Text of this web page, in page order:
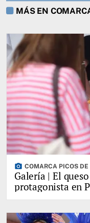
MÁS EN
photo_camera COMARCA PICOS DE
Galería | El
protagonista en